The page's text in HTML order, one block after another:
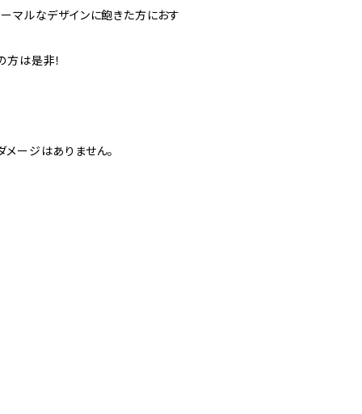
マルなデザインに飽きた方におす
方は是非！
ージはありません。